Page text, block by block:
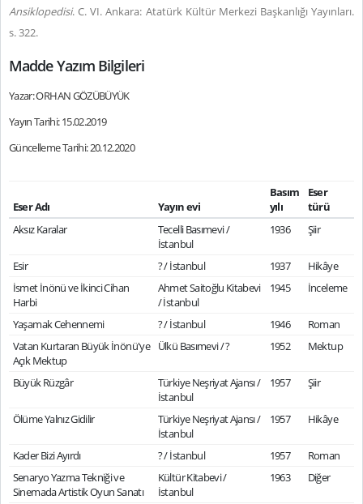
Ansiklopedisi. C. VI. Ankara: Atatürk Kültür Merkezi Başkanlığı Yayınları.
s. 322.
Madde Yazım Bilgileri
Yazar: ORHAN GÖZÜBÜYÜK
Yayın Tarihi: 15.02.2019
Güncelleme Tarihi: 20.12.2020
Eser Adı Yayın evi
Basım
yılı
Eser
türü
Aksız Karalar
Tecelli Basımevi /
İstanbul
1936 Şiir
Esir ? / İstanbul 1937
Hikâye
İsmet İnönü ve İkinci Cihan
Harbi
Ahmet Saitoğlu Kitabevi
/ İstanbul
1945 İnceleme
Yaşamak Cehennemi ? / İstanbul 1946
Roman
Vatan Kurtaran Büyük İnönü'ye
Açık Mektup
Ülkü Basımevi / ? 1952 Mektup
Büyük Rüzgâr
Türkiye Neşriyat Ajansı /
İstanbul
1957 Şiir
Ölüme Yalnız Gidilir
Türkiye Neşriyat Ajansı /
İstanbul
1957 Hikâye
Kader Bizi Ayırdı ? / İstanbul 1957
Roman
Senaryo Yazma Tekniği ve
Sinemada Artistik Oyun Sanatı
Kültür Kitabevi /
İstanbul
1963 Diğer